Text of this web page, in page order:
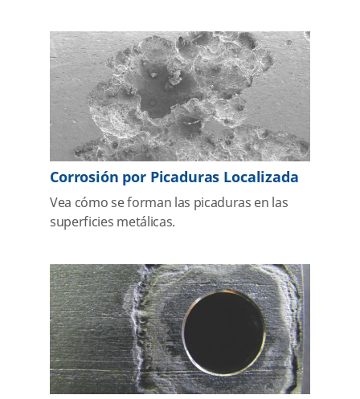
Corrosión por Picaduras Localizada
Vea cómo se forman las picaduras en las
superficies metálicas.